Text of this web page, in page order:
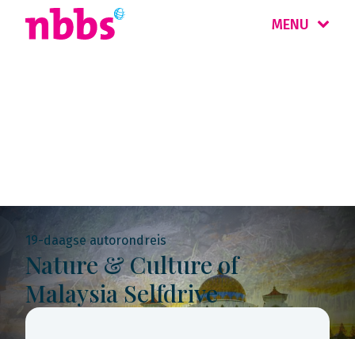
MENU
19-daagse autorondreis
Nature & Culture of
Malaysia Selfdrive